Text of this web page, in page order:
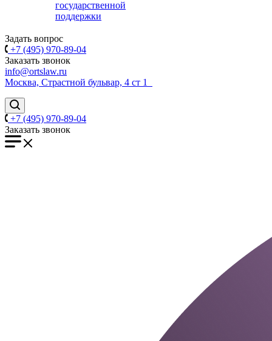
государственной
поддержки
Задать вопрос
+7 (495) 970-89-04
Заказать звонок
info@ortslaw.ru
Москва, Страстной бульвар, 4 ст 1
+7 (495) 970-89-04
Заказать звонок